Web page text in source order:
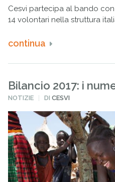
Cesvi partecipa al bando
14 volontari nella struttura
continua
Bilancio 2017: i
PUBBLICATO
NOTIZIE DICESVI